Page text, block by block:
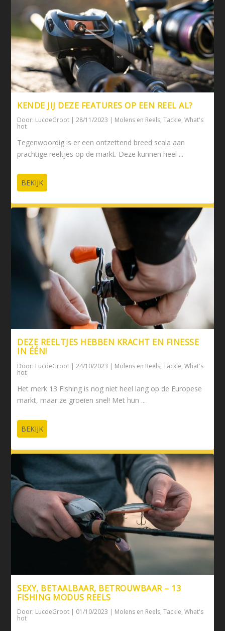
KENDE JIJ DEZE FEATURES OP EEN REEL AL?
Door: LucdeGroot |28/11/2023 | Molens en Reels,Tackle,What's
hot
Tegenwoordig is er een ontzettend breed scala aan
prachtige reeltjes op de markt. Deze kunnen heel ...
BEKIJK
DEZE REELTJES HEBBEN KRACHT EN FINESSE
IN ÉÉN!
Door: LucdeGroot |24/10/2023 | Molens en Reels,Tackle,What's
hot
Het merk 13 Fishing is nog niet heel lang op de Europese
markt, maar ze groeien snel! Met hun ...
BEKIJK
SEXY, BETAALBAAR, BETROUWBAAR – 13
FISHING MODUS REELS
Door: LucdeGroot | 01/10/2023 | Molens en Reels,Tackle,What's
hot